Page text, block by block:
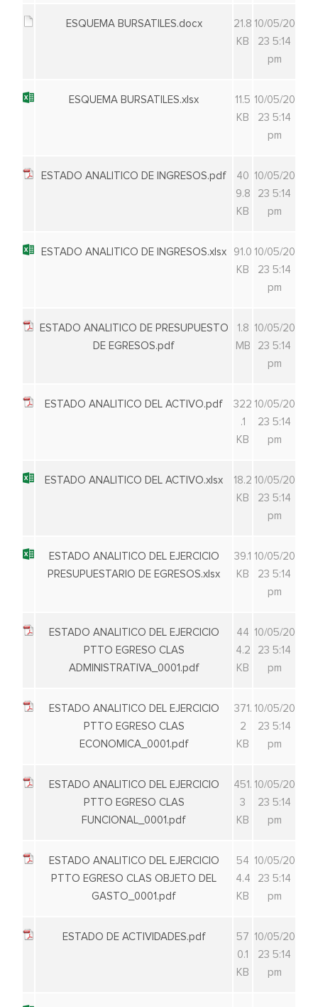
ESQUEMA BURSATILES.docx
21.8
KB
10/05/20
23 5:14
pm
ESQUEMA BURSATILES.xlsx
11.5
KB
10/05/20
23 5:14
pm
ESTADO ANALITICO DE INGRESOS.pdf
40
9.8
KB
10/05/20
23 5:14
pm
ESTADO ANALITICO DE INGRESOS.xlsx
91.0
KB
10/05/20
23 5:14
pm
ESTADO ANALITICO DE PRESUPUESTO
DE EGRESOS.pdf
1.8
MB
10/05/20
23 5:14
pm
ESTADO ANALITICO DEL ACTIVO.pdf
322
.1
KB
10/05/20
23 5:14
pm
ESTADO ANALITICO DEL ACTIVO.xlsx
18.2
KB
10/05/20
23 5:14
pm
ESTADO ANALITICO DEL EJERCICIO
PRESUPUESTARIO DE EGRESOS.xlsx
39.1
KB
10/05/20
23 5:14
pm
ESTADO ANALITICO DEL EJERCICIO
PTTO EGRESO CLAS
ADMINISTRATIVA_0001.pdf
44
4.2
KB
10/05/20
23 5:14
pm
ESTADO ANALITICO DEL EJERCICIO
PTTO EGRESO CLAS
ECONOMICA_0001.pdf
371.
2
KB
10/05/20
23 5:14
pm
ESTADO ANALITICO DEL EJERCICIO
PTTO EGRESO CLAS
FUNCIONAL_0001.pdf
451.
3
KB
10/05/20
23 5:14
pm
ESTADO ANALITICO DEL EJERCICIO
PTTO EGRESO CLAS OBJETO DEL
GASTO_0001.pdf
54
4.4
KB
10/05/20
23 5:14
pm
ESTADO DE ACTIVIDADES.pdf
57
0.1
KB
10/05/20
23 5:14
pm